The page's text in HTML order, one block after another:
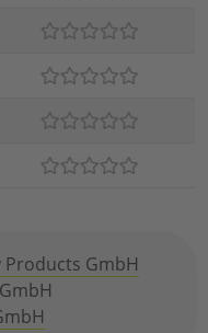
Products GmbH